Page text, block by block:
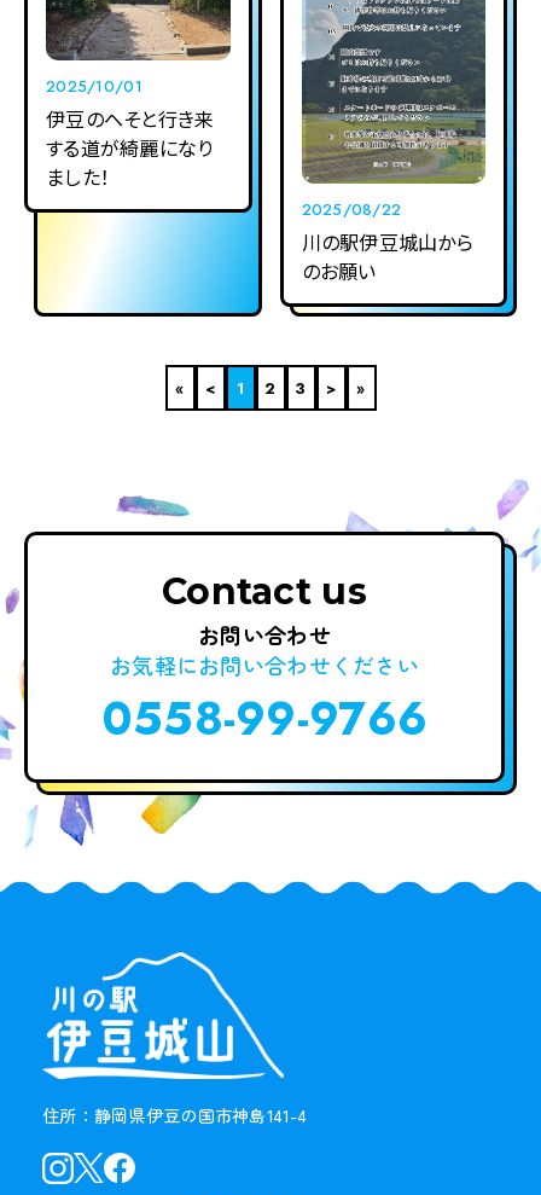
2025/10/01
伊豆のへそと行き来
する道が綺麗になり
ました！
2025/08/22
川の駅伊豆城山から
のお願い
« < 1 2 3 > »
Contact us
お問い合わせ
お気軽にお問い合わせください
0558-99-9766
住所：静岡県伊豆の国市神島141-4